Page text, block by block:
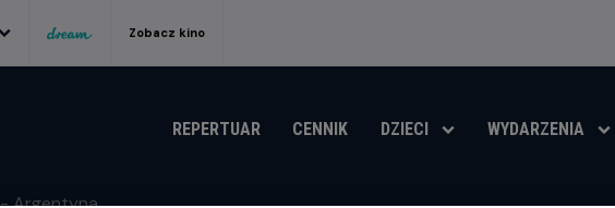
Zobacz kino
REPERTUAR CENNIK DZIECI WYDARZENIA